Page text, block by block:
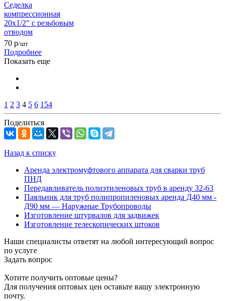
Седелка
компрессионная
20x1/2" с резьбовым
отводом
70 р/шт
Подробнее
Показать еще
1 2 3 4 5 6 154
Поделиться
Назад к списку
Аренда электромуфтового аппарата для сварки труб
ПНД
Передавливатель полиэтиленовых труб в аренду 32-63
Паяльник для труб полипропиленовых аренда Д40 мм -
Д90 мм — Наружные Трубопроводы
Изготовление штурвалов для задвижек
Изготовление телескопических штоков
Наши специалисты ответят на любой интересующий вопрос
по услуге
Задать вопрос
Хотите получить оптовые цены?
Для получения оптовых цен оставьте вашу электронную
почту.